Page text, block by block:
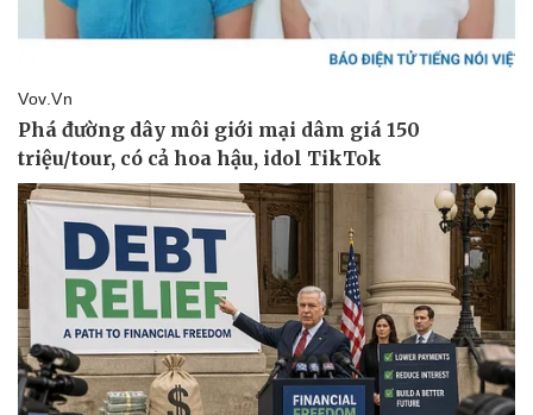
Pháp luật
Vụ án
Tin nóng
Tư vấn luật
Quân sự - Quốc phòng
Vũ khí
Việt Nam
Phân tích